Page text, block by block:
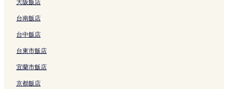
制。
二結庄生活文化館附近的飯店
宜蘭伯朗大道附近的飯店
羅東文化工場附近的飯店
二結王公廟附近的飯店
群英村飯店
南方澳漁港附近的飯店
大阪飯店
台南飯店
台中飯店
台東市飯店
宜蘭市飯店
京都飯店